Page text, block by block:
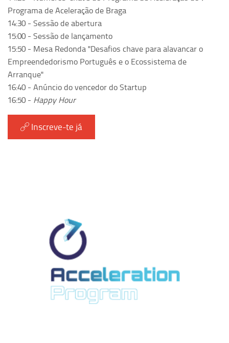
Programa de Aceleração de Braga
14:30 - Sessão de abertura
15:00 - Sessão de lançamento
15:50 - Mesa Redonda "Desafios chave para alavancar o
Empreendedorismo Português e o Ecossistema de
Arranque"
16:40 - Anúncio do vencedor do Startup
16:50 - Happy Hour
Inscreve-te já